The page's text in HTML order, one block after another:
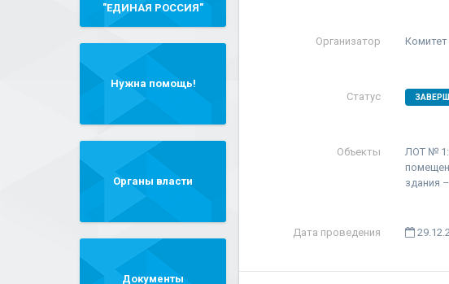
"ЕДИНАЯ РОССИЯ"
Нужна помощь!
Органы власти
Документы
Организатор
Статус
Объекты
ЛОТ № 1:
здания
Дата проведения